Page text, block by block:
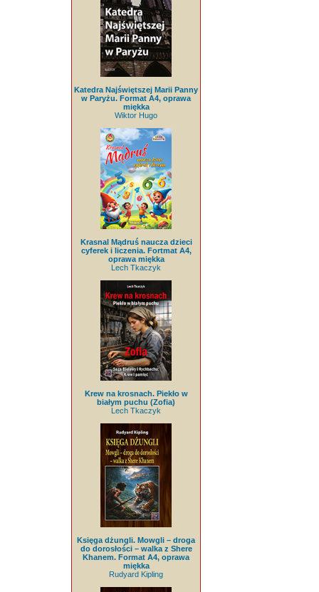
Katedra Najświętszej Marii Panny
w Paryżu. Format A4, oprawa
miękka
Wiktor Hugo
Krasnal Mądruś naucza dzieci
cyferek i liczenia. Fortmat A4,
oprawa miękka
Lech Tkaczyk
Krew na krosnach. Piekło w
białym puchu (Zofia)
Lech Tkaczyk
Księga dżungli. Mowgli – droga
do dorosłości – walka z Shere
Khanem. Format A4, oprawa
miękka
Rudyard Kipling